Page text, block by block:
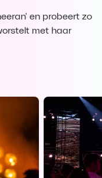
en probeert zo
met haar